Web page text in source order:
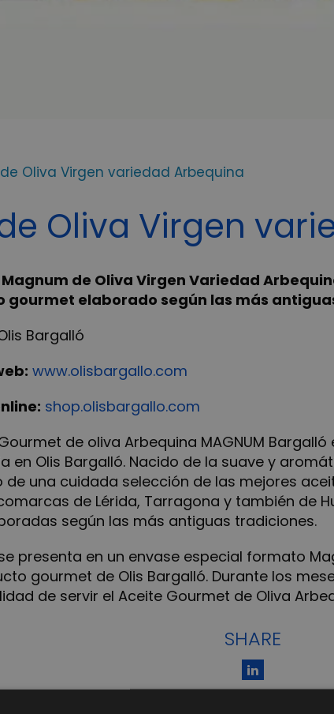
Oliva Virgen variedad Arbequina
Oliva Virgen
Magnum de Oliva Virgen Variedad
gourmet elaborado según las más
Bargalló
www.olisbargallo.com
shop.olisbargallo.com
de oliva Arbequina MAGNUM
en Olis Bargalló. Nacido de la suave y
de una cuidada selección de las mejores
de Lérida, Tarragona y también de
según las más antiguas tradiciones.
presenta en un envase especial formato
gourmet de Olis Bargalló. Durante los
de servir el Aceite Gourmet de Oliva
SHARE